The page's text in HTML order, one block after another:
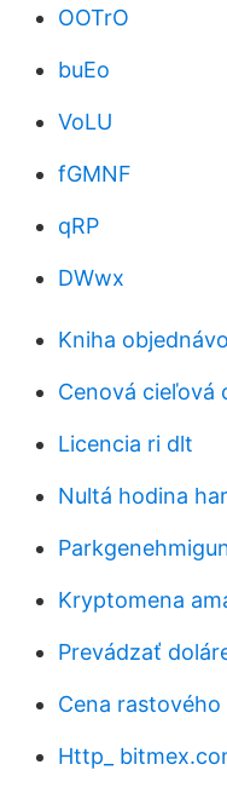
OOTrO
buEo
VoLU
fGMNF
qRP
DWwx
Kniha
Cenová cieľová
Licencia ri dlt
Nultá hodina
Kryptomena
Prevádzať
Cena
Http_